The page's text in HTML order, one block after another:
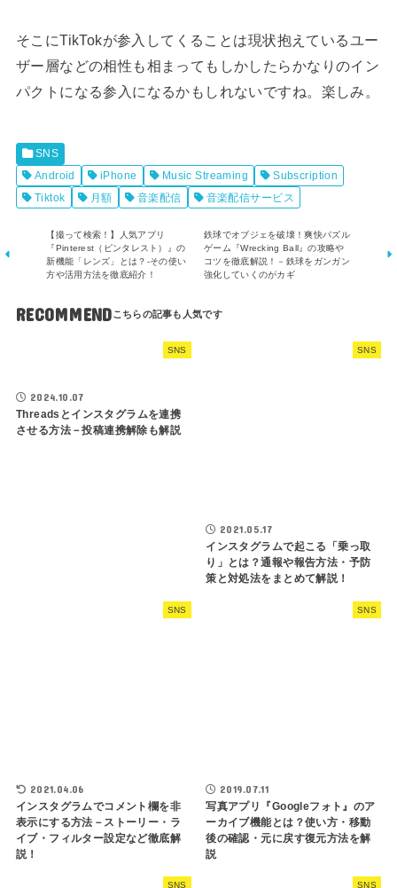
そこにTikTokが参入してくることは現状抱えているユー
ザー層などの相性も相まってもしかしたらかなりのイン
パクトになる参入になるかもしれないですね。楽しみ。
SNS
Android
iPhone Music Streaming
Subscription
Tiktok
月額 音楽配信 音楽配信サービス
【撮って検索！】人気アプリ
『Pinterest（ピンタレスト）』の
新機能「レンズ」とは？-その使い
方や活用方法を徹底紹介！
鉄球でオブジェを破壊！爽快パズル
ゲーム『Wrecking Ball』の攻略や
コツを徹底解説！－鉄球をガンガン
強化していくのがカギ
RECOMMEND
SNS
2024.10.07
Threadsとインスタグラムを連携
させる方法－投稿連携解除も解説
SNS
2021.05.17
インスタグラムで起こる「乗っ取
り」とは？通報や報告方法・予防
策と対処法をまとめて解説！
SNS
2021.04.06
インスタグラムでコメント欄を非
表示にする方法－ストーリー・ラ
イブ・フィルター設定など徹底解
説！
SNS
2019.07.11
写真アプリ『Googleフォト』のア
ーカイブ機能とは？使い方・移動
後の確認・元に戻す復元方法を解
説
SNS SNS